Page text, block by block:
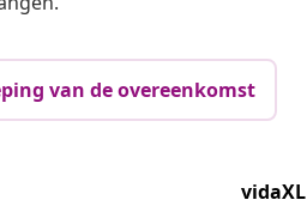
van de overeenkomst
vidaXL